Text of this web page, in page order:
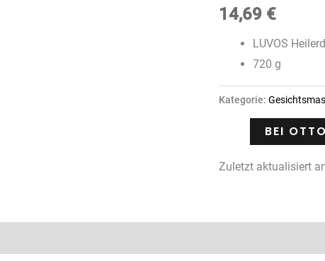
14,69 €
LUVOS
720 g
Kategorie:
BEI
Zuletzt aktualisiert